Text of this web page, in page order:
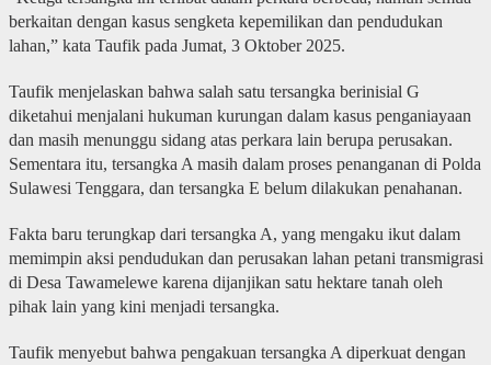
berkaitan dengan kasus sengketa kepemilikan dan pendudukan
lahan,” kata Taufik pada Jumat, 3 Oktober 2025.
Taufik menjelaskan bahwa salah satu tersangka berinisial G
diketahui menjalani hukuman kurungan dalam kasus penganiayaan
dan masih menunggu sidang atas perkara lain berupa perusakan.
Sementara itu, tersangka A masih dalam proses penanganan di Polda
Sulawesi Tenggara, dan tersangka E belum dilakukan penahanan.
Fakta baru terungkap dari tersangka A, yang mengaku ikut dalam
memimpin aksi pendudukan dan perusakan lahan petani transmigrasi
di Desa Tawamelewe karena dijanjikan satu hektare tanah oleh
pihak lain yang kini menjadi tersangka.
Taufik menyebut bahwa pengakuan tersangka A diperkuat dengan